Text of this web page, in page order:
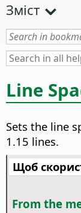
Зміст
Line
Sets the line
1.15 lines.
Щоб
From the